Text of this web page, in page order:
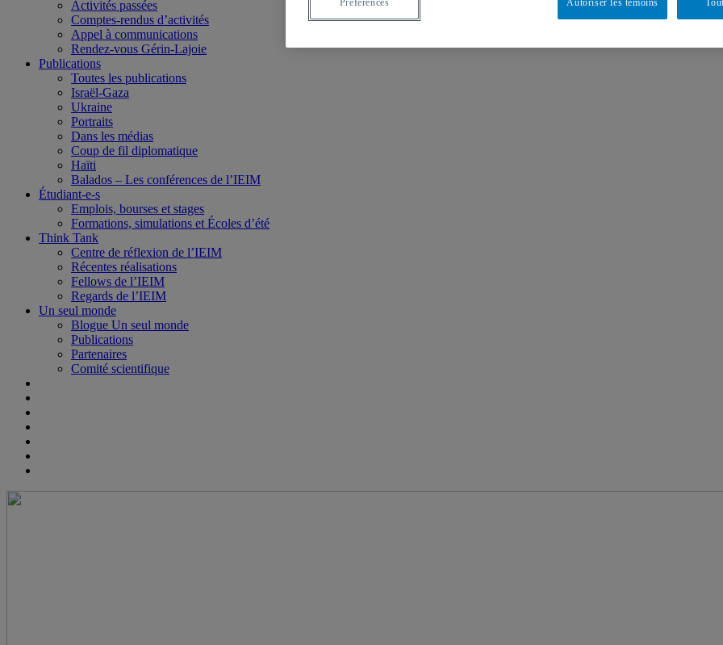
Activités passées
Comptes-rendus d’activités
Appel à communications
Rendez-vous Gérin-Lajoie
Publications
Toutes les publications
Israël-Gaza
Ukraine
Portraits
Dans les médias
Coup de fil diplomatique
Haïti
Balados – Les conférences de l’IEIM
Étudiant-e-s
Emplois, bourses et stages
Formations, simulations et Écoles d’été
Think Tank
Centre de réflexion de l’IEIM
Récentes réalisations
Fellows de l’IEIM
Regards de l’IEIM
Un seul monde
Blogue Un seul monde
Publications
Partenaires
Comité scientifique
Autoriser les témoins
Préférences